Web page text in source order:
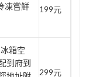
凍嘗鮮
199元
箱空
到府到
299元